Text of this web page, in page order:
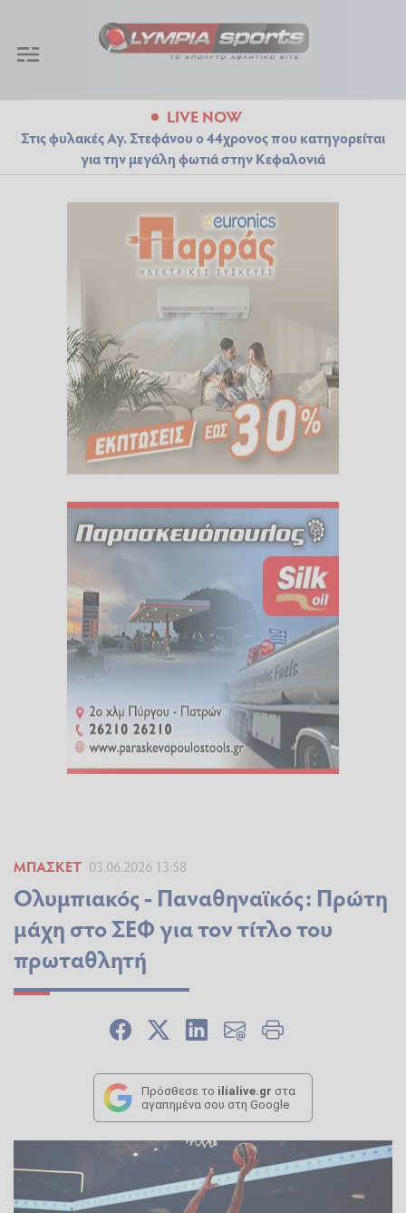
LIVE NOW
Στις φυλακές Αγ. Στεφάνου ο 44χρονος που κατηγορείται
για την μεγάλη φωτιά στην Κεφαλονιά
ΜΠΆΣΚΕΤ 03.06.2026 13:58
Ολυμπιακός - Παναθηναϊκός: Πρώτη
μάχη στο ΣΕΦ για τον τίτλο του
πρωταθλητή
Πρόσθεσε το ilialive.gr στα
αγαπημένα σου στη Google